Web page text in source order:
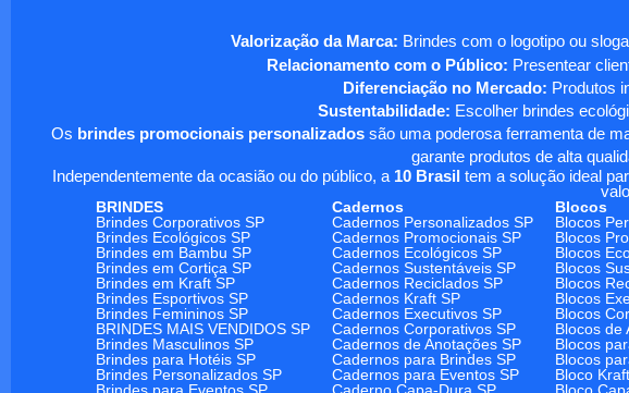
Valorização da Marca: Brindes com o logotipo ou
Relacionamento com o Público: Presentear
Diferenciação no Mercado: Produtos
Sustentabilidade: Escolher brindes
Os brindes promocionais personalizados são uma poderosa ferramenta de
garante produtos de alta
Independentemente da ocasião ou do público, a 10 Brasil tem a solução ideal
BRINDES
Cadernos Blocos
Brindes Corporativos SP
Cadernos Personalizados SP Blocos
Brindes Ecológicos SP
Cadernos Promocionais SP Blocos
Brindes em Bambu SP
Cadernos Ecológicos SP Blocos
Brindes em Cortiça SP
Cadernos Sustentáveis SP Blocos
Brindes em Kraft SP
Cadernos Reciclados SP Blocos
Brindes Esportivos SP
Cadernos Kraft SP Blocos
Brindes Femininos SP
Cadernos Executivos SP Blocos
BRINDES MAIS VENDIDOS SP
Cadernos Corporativos SP Blocos de
Brindes Masculinos SP
Cadernos de Anotações SP Blocos
Brindes para Hotéis SP
Cadernos para Brindes SP Blocos
Brindes Personalizados SP
Cadernos para Eventos SP Bloco